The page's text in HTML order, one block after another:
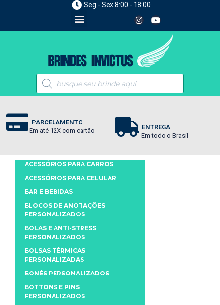
Seg - Sex 8:00 - 18:00
PARCELAMENTO
Em até 12X com cartão
ENTREGA
Em todo o Brasil
ACESSÓRIOS PARA CARROS
ACESSÓRIOS PARA CELULAR
BAR E BEBIDAS
BLOCOS DE ANOTAÇÕES
PERSONALIZADOS
BOLAS E ANTI-STRESS
PERSONALIZADOS
BOLSAS TÉRMICAS
PERSONALIZADAS
BONÉS PERSONALIZADOS
BOTTONS E PINS
PERSONALIZADOS